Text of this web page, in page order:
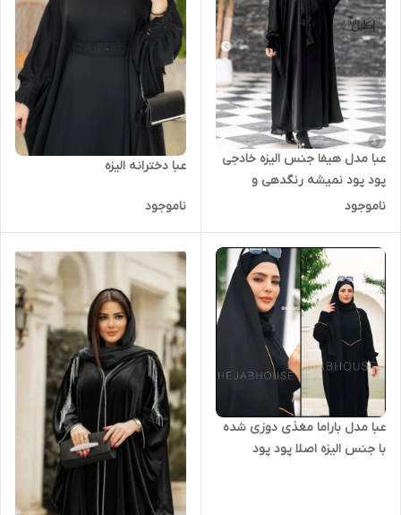
عبا مدل هیفا جنس الیزه خادجی
پود پود نمیشه رنگدهی و
بدنمایی نداره
ناموجود
عبا دخترانه الیزه
ناموجود
عبا مدل باراما مغذی دوزی شده
با جنس الیزه اصلا پود پود